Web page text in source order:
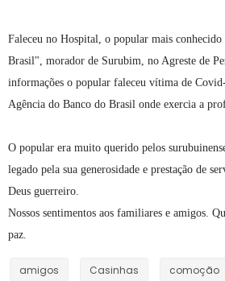
Faleceu no Hospital, o popular mais
Brasil", morador de Surubim, no Agreste de
informações o popular faleceu vítima de
Agência do Banco do Brasil onde exercia a
O popular era muito querido pelos
legado pela sua generosidade e prestação de
Deus guerreiro.
Nossos sentimentos aos familiares e amigos.
paz.
amigos Casinhas comoção